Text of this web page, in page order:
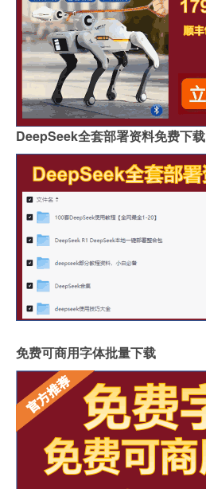
DeepSeek全套部署资料免费下载
免费可商用字体批量下载